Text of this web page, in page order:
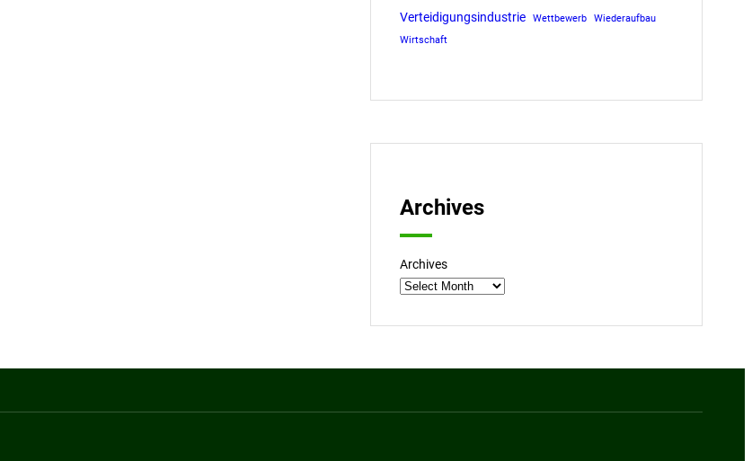
Verteidigungsindustrie Wettbewerb
Wiederaufbau
Wirtschaft
Archives
Archives